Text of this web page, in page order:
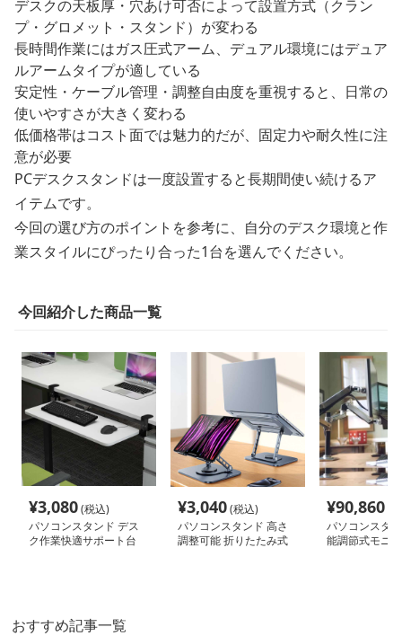
デスクの天板厚・穴あけ可否によって設置方式（クラン
プ・グロメット・スタンド）が変わる
長時間作業にはガス圧式アーム、デュアル環境にはデュア
ルアームタイプが適している
安定性・ケーブル管理・調整自由度を重視すると、日常の
使いやすさが大きく変わる
低価格帯はコスト面では魅力的だが、固定力や耐久性に注
意が必要
PCデスクスタンドは一度設置すると長期間使い続けるア
イテムです。
今回の選び方のポイントを参考に、自分のデスク環境と作
業スタイルにぴったり合った1台を選んでください。
今回紹介した商品一覧
¥3,080(税込)
パソコンスタンド デス
ク作業快適サポート台
¥3,040(税込)
パソコンスタンド 高さ
調整可能 折りたたみ式
¥90,860
パソコンスタ
能調節式モニ
おすすめ記事一覧